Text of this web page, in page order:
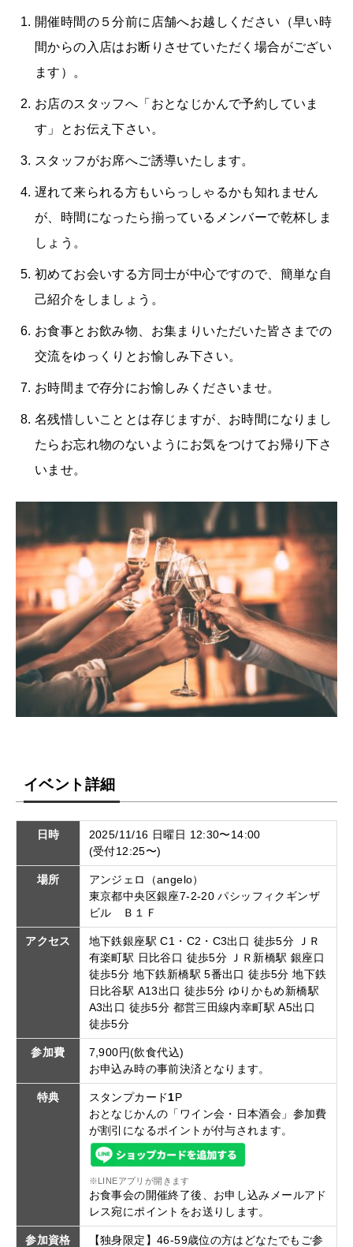
開催時間の５分前に店舗へお越しください（早い時
間からの入店はお断りさせていただく場合がござい
ます）。
お店のスタッフへ「おとなじかんで予約していま
す」とお伝え下さい。
スタッフがお席へご誘導いたします。
遅れて来られる方もいらっしゃるかも知れません
が、時間になったら揃っているメンバーで乾杯しま
しょう。
初めてお会いする方同士が中心ですので、簡単な自
己紹介をしましょう。
お食事とお飲み物、お集まりいただいた皆さまでの
交流をゆっくりとお愉しみ下さい。
お時間まで存分にお愉しみくださいませ。
名残惜しいこととは存じますが、お時間になりまし
たらお忘れ物のないようにお気をつけてお帰り下さ
いませ。
イベント詳細
日時
2025/11/16 日曜日 12:30〜14:00
(受付12:25〜)
場所
アンジェロ（angelo）
東京都中央区銀座7-2-20 パシッフィクギンザ
ビル Ｂ１Ｆ
アクセス
地下鉄銀座駅 C1・C2・C3出口 徒歩5分 ＪＲ
有楽町駅 日比谷口 徒歩5分 ＪＲ新橋駅 銀座口
徒歩5分 地下鉄新橋駅 5番出口 徒歩5分 地下鉄
日比谷駅 A13出口 徒歩5分 ゆりかもめ新橋駅
A3出口 徒歩5分 都営三田線内幸町駅 A5出口
徒歩5分
参加費
7,900円(飲食代込)
お申込み時の事前決済となります。
特典 スタンプカード1P
おとなじかんの「ワイン会・日本酒会」参加費
が割引になるポイントが付与されます。
※LINEアプリが開きます
お食事会の開催終了後、お申し込みメールアド
レス宛にポイントをお送りします。
参加資格 【独身限定】46-59歳位の方はどなたでもご参